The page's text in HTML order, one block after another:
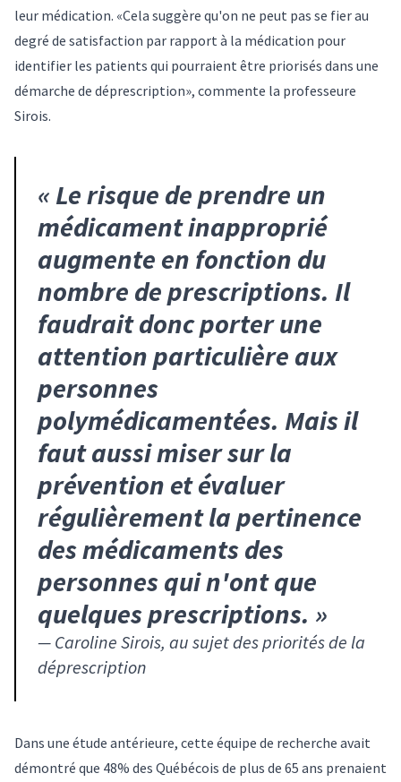
leur médication. «Cela suggère qu'on ne peut pas se fier au
degré de satisfaction par rapport à la médication pour
identifier les patients qui pourraient être priorisés dans une
démarche de déprescription», commente la professeure
Sirois.
« Le risque de prendre un
médicament inapproprié
augmente en fonction du
nombre de prescriptions. Il
faudrait donc porter une
attention particulière aux
personnes
polymédicamentées. Mais il
faut aussi miser sur la
prévention et évaluer
régulièrement la pertinence
des médicaments des
personnes qui n'ont que
quelques prescriptions. »
— Caroline Sirois, au sujet des priorités de la
déprescription
Dans une étude antérieure, cette équipe de recherche avait
démontré que 48% des Québécois de plus de 65 ans prenaient